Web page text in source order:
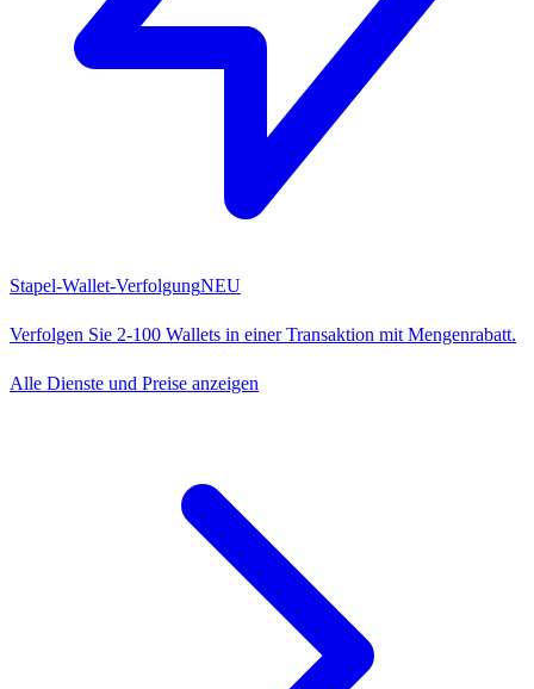
Stapel-Wallet-VerfolgungNEU
Verfolgen Sie 2-100 Wallets in einer Transaktion mit Mengenrabatt.
Alle Dienste und Preise anzeigen